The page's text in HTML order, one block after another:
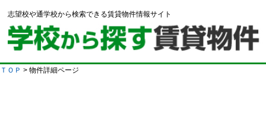
志望校や通学校から検索できる賃貸物件情報サイト
ＴＯＰ > 物件詳細ページ